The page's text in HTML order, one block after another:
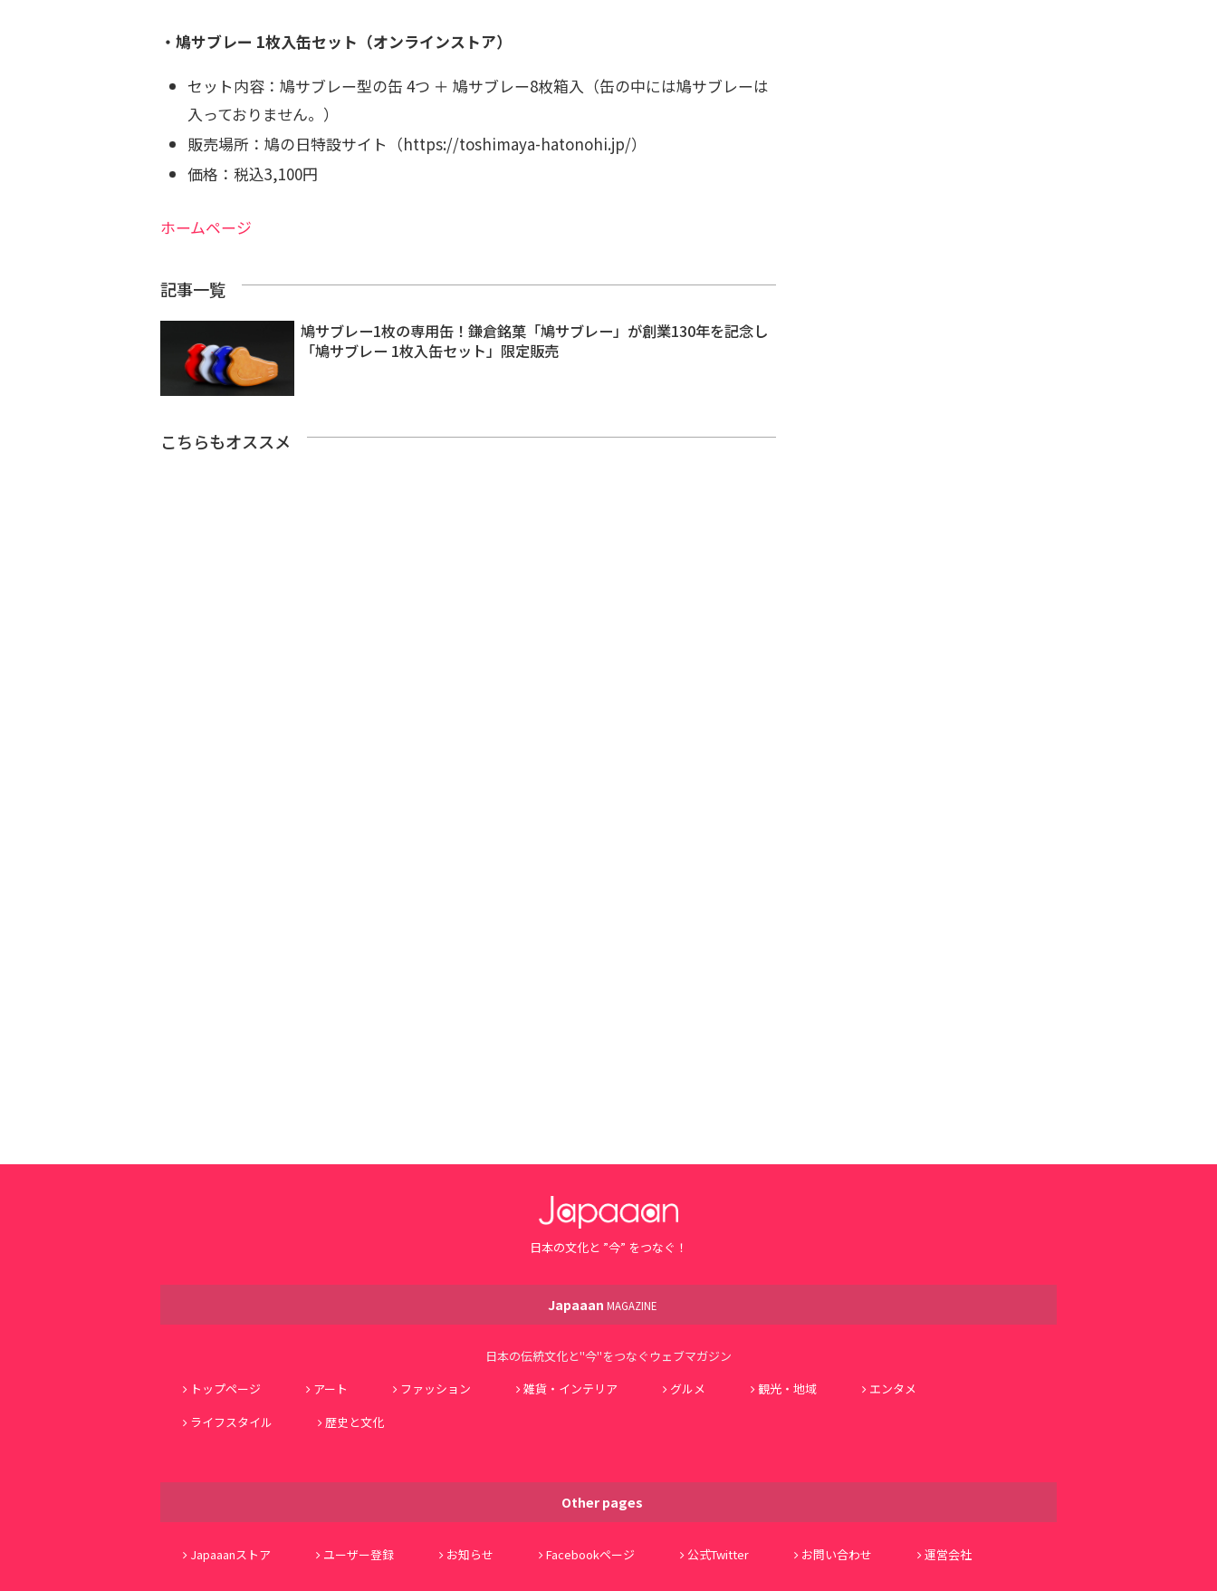
・鳩サブレー 1枚入缶セット（オンラインストア）
セット内容：鳩サブレー型の缶 4つ ＋ 鳩サブレー8枚箱入（缶の中には鳩サブレーは
入っておりません。）
販売場所：鳩の日特設サイト（https://toshimaya-hatonohi.jp/）
価格：税込3,100円
ホームページ
記事一覧
鳩サブレー1枚の専用缶！鎌倉銘菓「鳩サブレー」が創業130年を記念し
「鳩サブレー 1枚入缶セット」限定販売
こちらもオススメ
日本の文化と ”今” をつなぐ！
Japaaan MAGAZINE
日本の伝統文化と"今"をつなぐウェブマガジン
トップページ
アート ファッション 雑貨・インテリア グルメ 観光・地域
エンタメ
ライフスタイル
歴史と文化
Other pages
Japaaanストア ユーザー登録 お知らせ Facebookページ 公式Twitter お問い合わせ 運営会社